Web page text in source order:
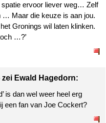
ervoor liever weg… Zelf
… Maar die keuze is aan jou.
Gronings wil laten klinken.
…?’
Ewald Hagedorn:
is dan wel weer heel erg
een fan van Joe Cockert?